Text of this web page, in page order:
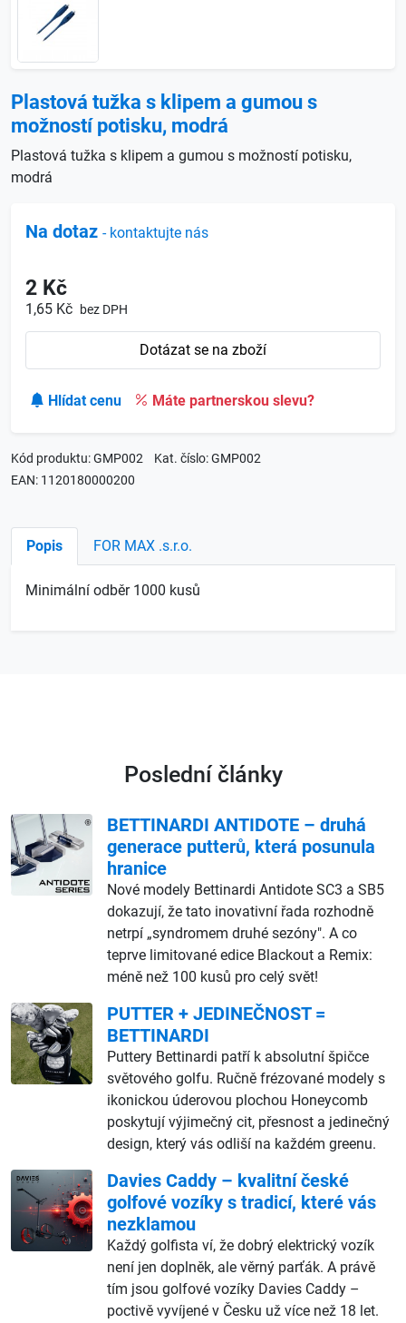
Plastová tužka s klipem a gumou s
možností potisku, modrá
Plastová tužka s klipem a gumou s možností potisku,
modrá
Na dotaz - kontaktujte nás
2 Kč
1,65 Kč bez DPH
Dotázat se na zboží
Hlídat cenu Máte partnerskou slevu?
Kód produktu: GMP002
Kat. číslo: GMP002
EAN: 1120180000200
Popis FOR MAX .s.r.o.
Minimální odběr 1000 kusů
Poslední články
BETTINARDI ANTIDOTE – druhá
generace putterů, která posunula
hranice
Nové modely Bettinardi Antidote SC3 a SB5
dokazují, že tato inovativní řada rozhodně
netrpí „syndromem druhé sezóny". A co
teprve limitované edice Blackout a Remix:
méně než 100 kusů pro celý svět!
PUTTER + JEDINEČNOST =
BETTINARDI
Puttery Bettinardi patří k absolutní špičce
světového golfu. Ručně frézované modely s
ikonickou úderovou plochou Honeycomb
poskytují výjimečný cit, přesnost a jedinečný
design, který vás odliší na každém greenu.
Davies Caddy – kvalitní české
golfové vozíky s tradicí, které vás
nezklamou
Každý golfista ví, že dobrý elektrický vozík
není jen doplněk, ale věrný parťák. A právě
tím jsou golfové vozíky Davies Caddy –
poctivě vyvíjené v Česku už více než 18 let.